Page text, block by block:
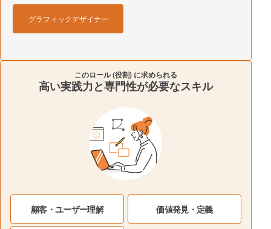
グラフィックデザイナー
このロール (役割) に求められる
高い実践力と専門性が必要なスキル
顧客・ユーザー理解 価値発見・定義